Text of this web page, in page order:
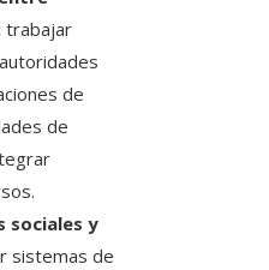
trabajar
de
de
sociales y
sistemas de